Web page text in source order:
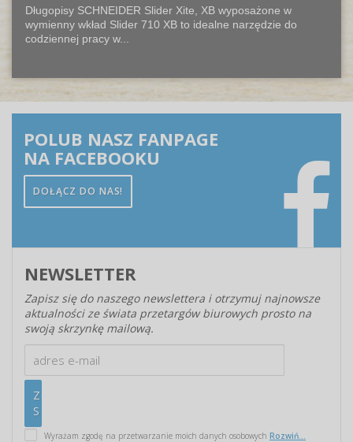
Długopisy SCHNEIDER Slider Xite, XB wyposażone w
wymienny wkład Slider 710 XB to idealne narzędzie do
codziennej pracy w...
POLUB NASZ FANPAGE
NA FACEBOOKU
DOŁĄCZ DO NAS!
NEWSLETTER
Zapisz się do naszego newslettera i otrzymuj najnowsze
aktualności ze świata przetargów biurowych prosto na
swoją skrzynkę mailową.
Wyrażam zgodę na przetwarzanie moich danych osobowych Rozwiń...